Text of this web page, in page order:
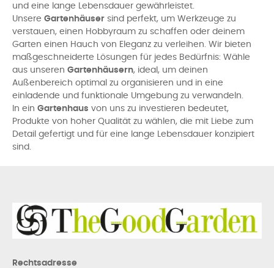
und eine lange Lebensdauer gewährleistet.
Unsere Gartenhäuser sind perfekt, um Werkzeuge zu
verstauen, einen Hobbyraum zu schaffen oder deinem
Garten einen Hauch von Eleganz zu verleihen. Wir bieten
maßgeschneiderte Lösungen für jedes Bedürfnis: Wähle
aus unseren Gartenhäusern, ideal, um deinen
Außenbereich optimal zu organisieren und in eine
einladende und funktionale Umgebung zu verwandeln.
In ein Gartenhaus von uns zu investieren bedeutet,
Produkte von hoher Qualität zu wählen, die mit Liebe zum
Detail gefertigt und für eine lange Lebensdauer konzipiert
sind.
Rechtsadresse